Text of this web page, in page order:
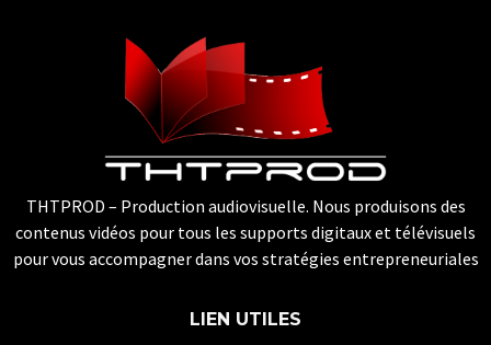
THTPROD – Production audiovisuelle. Nous produisons des
contenus vidéos pour tous les supports digitaux et télévisuels
pour vous accompagner dans vos stratégies entrepreneuriales
LIEN UTILES